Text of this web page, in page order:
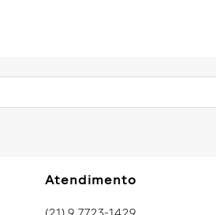
Atendimento